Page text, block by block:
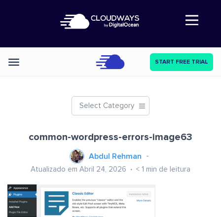
Abre a navegação
Categories START FREE TRIAL
Select Category
common-wordpress-errors-image63
Abdul Rehman
Atualizado em Abril 24, 2026 < 1 min de leitura